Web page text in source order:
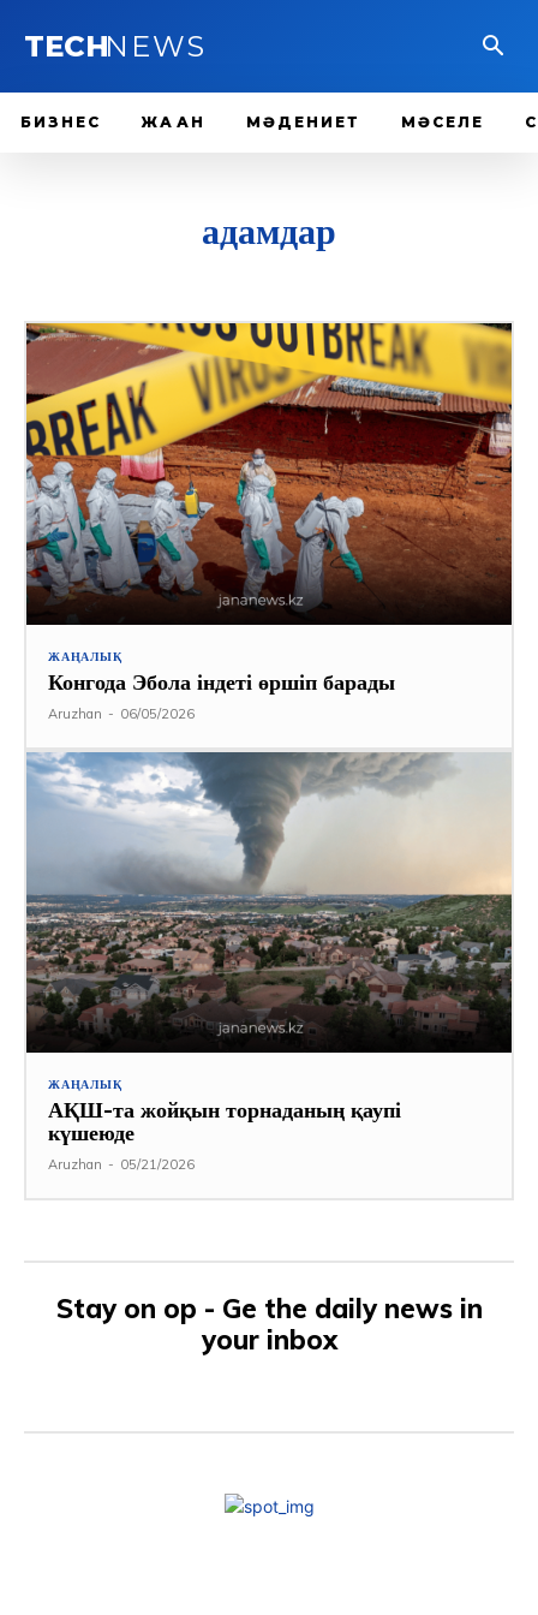
TECHNEWS
БИЗНЕС ЖАҺАН МӘДЕНИЕТ МӘСЕЛЕ
адамдар
ЖАҢАЛЫҚ
Конгода Эбола індеті өршіп барады
Aruzhan - 06/05/2026
ЖАҢАЛЫҚ
АҚШ-та жойқын торнаданың қаупі
күшеюде
Aruzhan - 05/21/2026
Stay on op - Ge the daily news in
your inbox